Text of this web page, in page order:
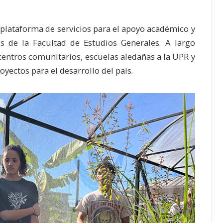
de servicios para el apoyo académico y
de la Facultad de Estudios Generales. A largo
comunitarios, escuelas aledañas a la UPR y
para el desarrollo del país.